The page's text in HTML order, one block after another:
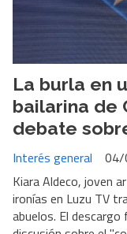
La burla en
bailarina de
debate
Interés general
Kiara Aldeco, joven
ironías en Luzu TV
abuelos. El